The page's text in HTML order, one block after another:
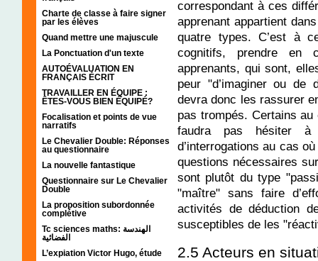
Charte de classe à faire signer
par les élèves
Quand mettre une majuscule
La Ponctuation d'un texte
AUTOÉVALUATION EN
FRANÇAIS ÉCRIT
TRAVAILLER EN ÉQUIPE :
ÊTES-VOUS BIEN ÉQUIPÉ?
Focalisation et points de vue
narratifs
Le Chevalier Double: Réponses
au questionnaire
La nouvelle fantastique
Questionnaire sur Le Chevalier
Double
La proposition subordonnée
complétive
Tc sciences maths: الهندسة
الفضائية
L’expiation Victor Hugo, étude
correspondant à ces
apprenant appartient
quatre types. C’est à
cognitifs, prendre en
apprenants, qui sont,
peur "d’imaginer ou de
devra donc les rassurer
pas trompés. Certains
faudra pas hésiter à
d’interrogations au cas
questions nécessaires
sont plutôt du type
"maître" sans faire
activités de déduction
susceptibles de les
2.5 Acteurs en